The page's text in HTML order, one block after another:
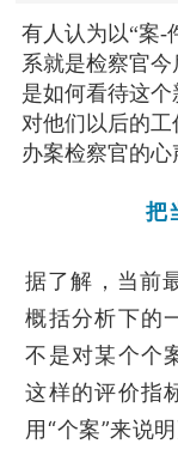
有人认为以“案-
系就是检察官
是如何看待这
对他们以后的
办案检察官的心
把
据了解，当前
概括分析下的
不是对某个个
这样的评价指
用“个案”来说